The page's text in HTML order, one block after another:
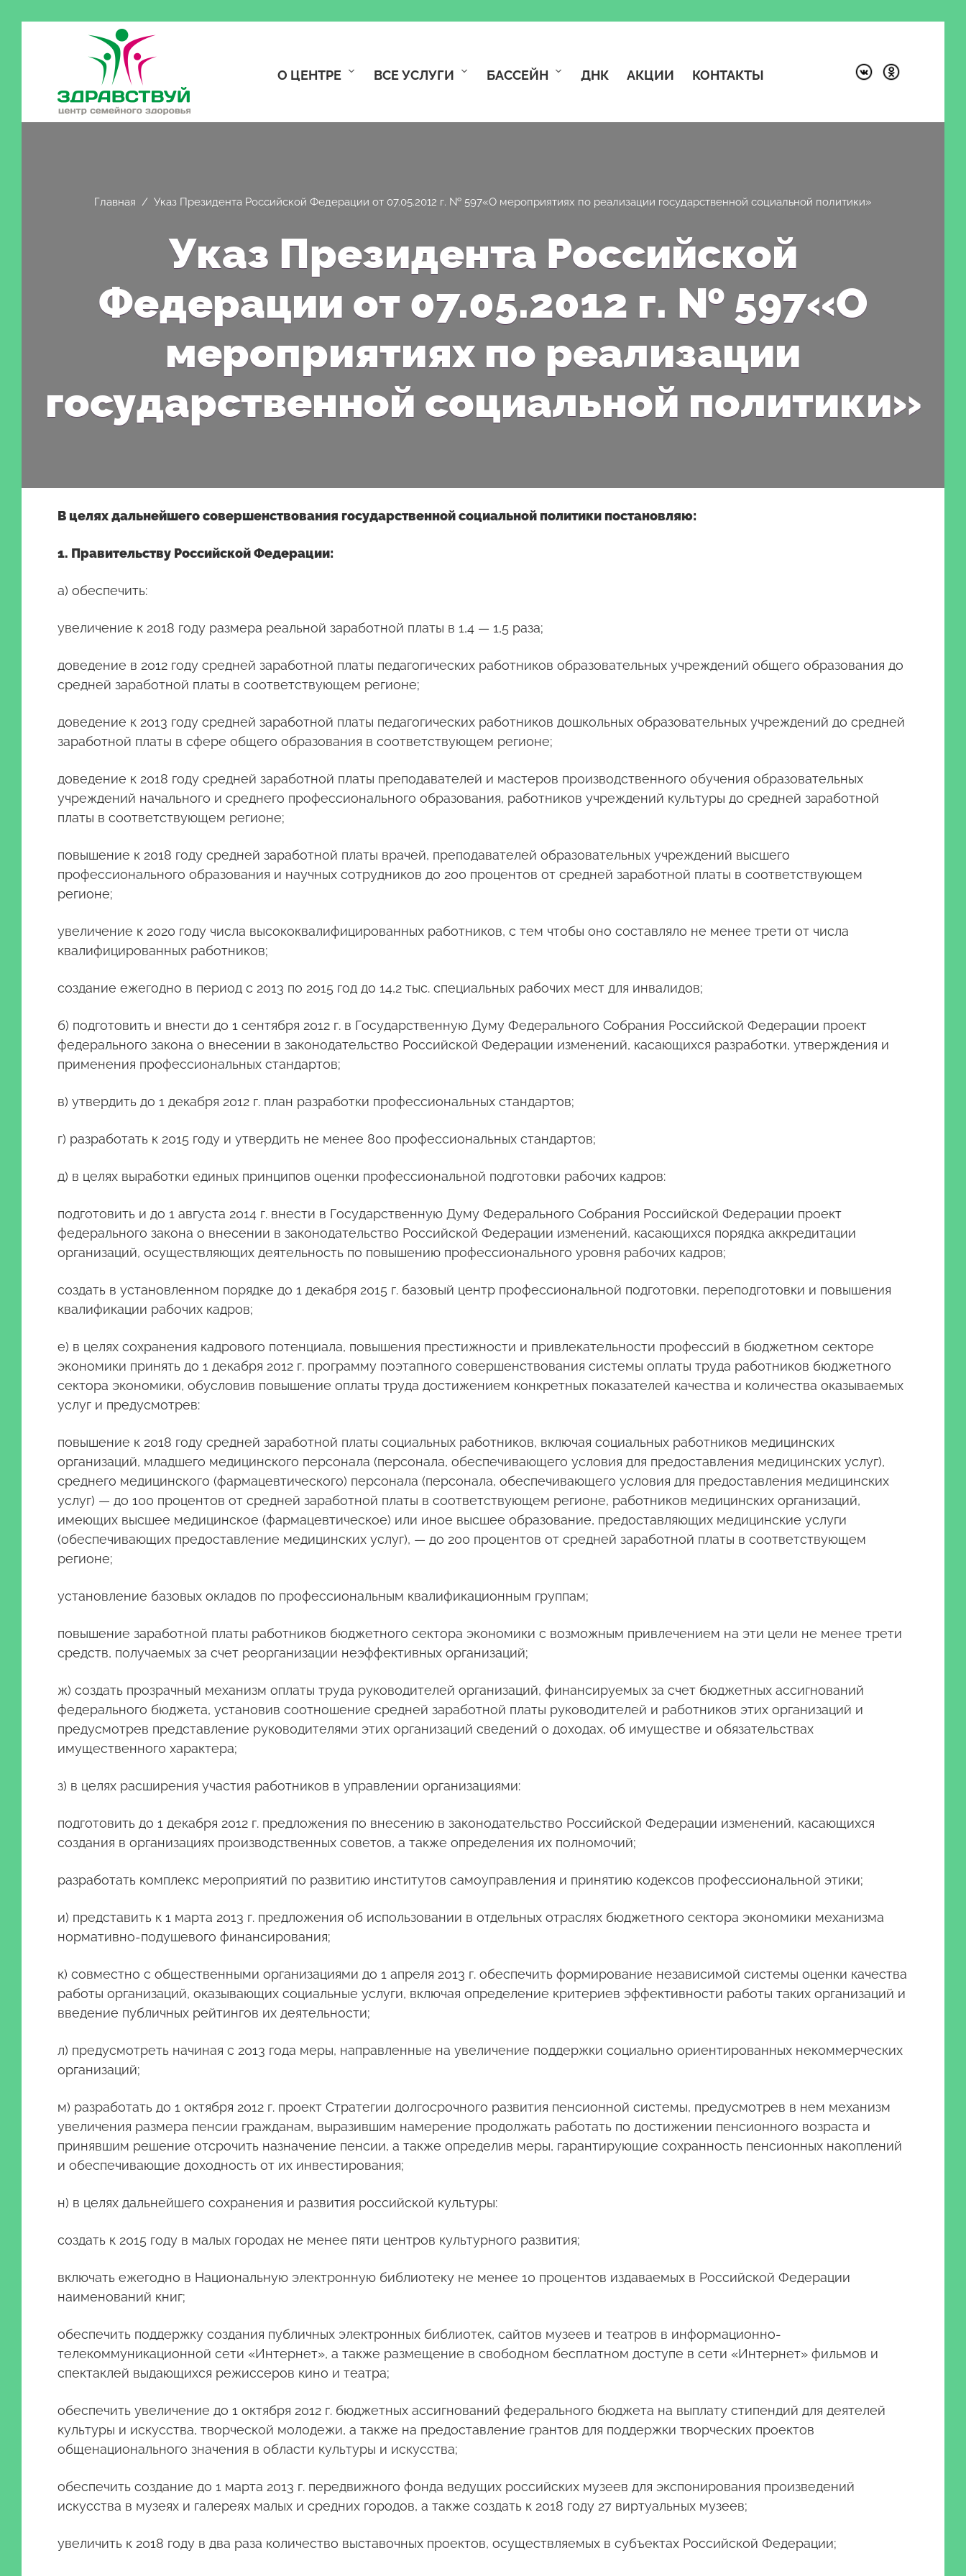
О ЦЕНТРЕ ВСЕ УСЛУГИ БАССЕЙН ДНК АКЦИИ КОНТАКТЫ
Главная / Указ Президента Российской Федерации от 07.05.2012 г. № 597«О мероприятиях по реализации государственной социальной политики»
Указ Президента Российской
Федерации от 07.05.2012 г. № 597«О
мероприятиях по реализации
государственной социальной политики»
В целях дальнейшего совершенствования государственной социальной политики постановляю:
1. Правительству Российской Федерации:
а) обеспечить:
увеличение к 2018 году размера реальной заработной платы в 1,4 — 1,5 раза;
доведение в 2012 году средней заработной платы педагогических работников образовательных учреждений общего образования до
средней заработной платы в соответствующем регионе;
доведение к 2013 году средней заработной платы педагогических работников дошкольных образовательных учреждений до средней
заработной платы в сфере общего образования в соответствующем регионе;
доведение к 2018 году средней заработной платы преподавателей и мастеров производственного обучения образовательных
учреждений начального и среднего профессионального образования, работников учреждений культуры до средней заработной
платы в соответствующем регионе;
повышение к 2018 году средней заработной платы врачей, преподавателей образовательных учреждений высшего
профессионального образования и научных сотрудников до 200 процентов от средней заработной платы в соответствующем
регионе;
увеличение к 2020 году числа высококвалифицированных работников, с тем чтобы оно составляло не менее трети от числа
квалифицированных работников;
создание ежегодно в период с 2013 по 2015 год до 14,2 тыс. специальных рабочих мест для инвалидов;
б) подготовить и внести до 1 сентября 2012 г. в Государственную Думу Федерального Собрания Российской Федерации проект
федерального закона о внесении в законодательство Российской Федерации изменений, касающихся разработки, утверждения и
применения профессиональных стандартов;
в) утвердить до 1 декабря 2012 г. план разработки профессиональных стандартов;
г) разработать к 2015 году и утвердить не менее 800 профессиональных стандартов;
д) в целях выработки единых принципов оценки профессиональной подготовки рабочих кадров:
подготовить и до 1 августа 2014 г. внести в Государственную Думу Федерального Собрания Российской Федерации проект
федерального закона о внесении в законодательство Российской Федерации изменений, касающихся порядка аккредитации
организаций, осуществляющих деятельность по повышению профессионального уровня рабочих кадров;
создать в установленном порядке до 1 декабря 2015 г. базовый центр профессиональной подготовки, переподготовки и повышения
квалификации рабочих кадров;
е) в целях сохранения кадрового потенциала, повышения престижности и привлекательности профессий в бюджетном секторе
экономики принять до 1 декабря 2012 г. программу поэтапного совершенствования системы оплаты труда работников бюджетного
сектора экономики, обусловив повышение оплаты труда достижением конкретных показателей качества и количества оказываемых
услуг и предусмотрев:
повышение к 2018 году средней заработной платы социальных работников, включая социальных работников медицинских
организаций, младшего медицинского персонала (персонала, обеспечивающего условия для предоставления медицинских услуг),
среднего медицинского (фармацевтического) персонала (персонала, обеспечивающего условия для предоставления медицинских
услуг) — до 100 процентов от средней заработной платы в соответствующем регионе, работников медицинских организаций,
имеющих высшее медицинское (фармацевтическое) или иное высшее образование, предоставляющих медицинские услуги
(обеспечивающих предоставление медицинских услуг), — до 200 процентов от средней заработной платы в соответствующем
регионе;
установление базовых окладов по профессиональным квалификационным группам;
повышение заработной платы работников бюджетного сектора экономики с возможным привлечением на эти цели не менее трети
средств, получаемых за счет реорганизации неэффективных организаций;
ж) создать прозрачный механизм оплаты труда руководителей организаций, финансируемых за счет бюджетных ассигнований
федерального бюджета, установив соотношение средней заработной платы руководителей и работников этих организаций и
предусмотрев представление руководителями этих организаций сведений о доходах, об имуществе и обязательствах
имущественного характера;
з) в целях расширения участия работников в управлении организациями:
подготовить до 1 декабря 2012 г. предложения по внесению в законодательство Российской Федерации изменений, касающихся
создания в организациях производственных советов, а также определения их полномочий;
разработать комплекс мероприятий по развитию институтов самоуправления и принятию кодексов профессиональной этики;
и) представить к 1 марта 2013 г. предложения об использовании в отдельных отраслях бюджетного сектора экономики механизма
нормативно-подушевого финансирования;
к) совместно с общественными организациями до 1 апреля 2013 г. обеспечить формирование независимой системы оценки качества
работы организаций, оказывающих социальные услуги, включая определение критериев эффективности работы таких организаций и
введение публичных рейтингов их деятельности;
л) предусмотреть начиная с 2013 года меры, направленные на увеличение поддержки социально ориентированных некоммерческих
организаций;
м) разработать до 1 октября 2012 г. проект Стратегии долгосрочного развития пенсионной системы, предусмотрев в нем механизм
увеличения размера пенсии гражданам, выразившим намерение продолжать работать по достижении пенсионного возраста и
принявшим решение отсрочить назначение пенсии, а также определив меры, гарантирующие сохранность пенсионных накоплений
и обеспечивающие доходность от их инвестирования;
н) в целях дальнейшего сохранения и развития российской культуры:
создать к 2015 году в малых городах не менее пяти центров культурного развития;
включать ежегодно в Национальную электронную библиотеку не менее 10 процентов издаваемых в Российской Федерации
наименований книг;
обеспечить поддержку создания публичных электронных библиотек, сайтов музеев и театров в информационно-
телекоммуникационной сети «Интернет», а также размещение в свободном бесплатном доступе в сети «Интернет» фильмов и
спектаклей выдающихся режиссеров кино и театра;
обеспечить увеличение до 1 октября 2012 г. бюджетных ассигнований федерального бюджета на выплату стипендий для деятелей
культуры и искусства, творческой молодежи, а также на предоставление грантов для поддержки творческих проектов
общенационального значения в области культуры и искусства;
обеспечить создание до 1 марта 2013 г. передвижного фонда ведущих российских музеев для экспонирования произведений
искусства в музеях и галереях малых и средних городов, а также создать к 2018 году 27 виртуальных музеев;
увеличить к 2018 году в два раза количество выставочных проектов, осуществляемых в субъектах Российской Федерации;